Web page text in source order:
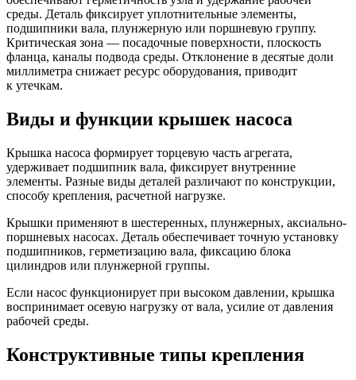
среды. Деталь фиксирует уплотнительные элементы,
подшипники вала, плунжерную или поршневую группу.
Критическая зона — посадочные поверхности, плоскость
фланца, каналы подвода среды. Отклонение в десятые доли
миллиметра снижает ресурс оборудования, приводит
к утечкам.
Виды и функции крышек насоса
Крышка насоса формирует торцевую часть агрегата,
удерживает подшипник вала, фиксирует внутренние
элементы. Разные виды деталей различают по конструкции,
способу крепления, расчетной нагрузке.
Крышки применяют в шестеренных, плунжерных, аксиально-
поршневых насосах. Деталь обеспечивает точную установку
подшипников, герметизацию вала, фиксацию блока
цилиндров или плунжерной группы.
Если насос функционирует при высоком давлении, крышка
воспринимает осевую нагрузку от вала, усилие от давления
рабочей среды.
Конструктивные типы крепления